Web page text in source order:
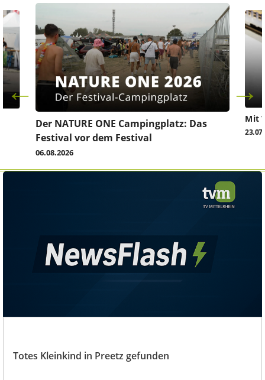
Der NATURE ONE Campingplatz: Das
Festival vor dem Festival
06.08.2026
Mit
Totes Kleinkind in Preetz gefunden